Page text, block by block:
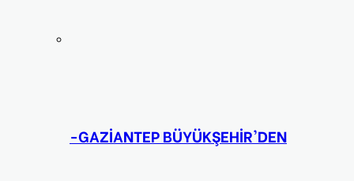
-GAZİANTEP BÜYÜKŞEHİR'DEN